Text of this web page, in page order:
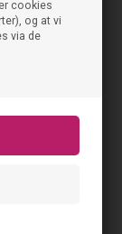
cookies
og at vi
via de